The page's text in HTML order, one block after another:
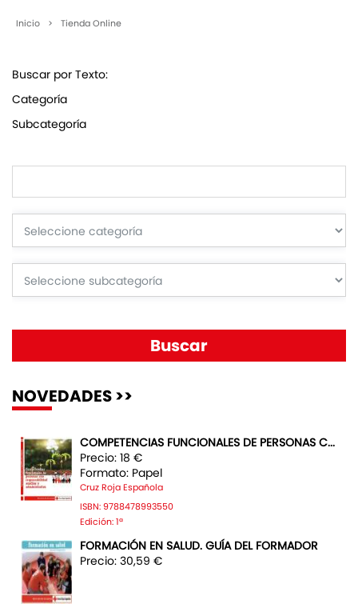
Inicio > Tienda Online
Buscar por Texto:
Categoría
Subcategoría
NOVEDADES >>
COMPETENCIAS FUNCIONALES DE PERSONAS C...
Precio: 18 €
Formato: Papel
Cruz Roja Española
ISBN: 9788478993550
Edición: 1ª
FORMACIÓN EN SALUD. GUÍA DEL FORMADOR
Precio: 30,59 €